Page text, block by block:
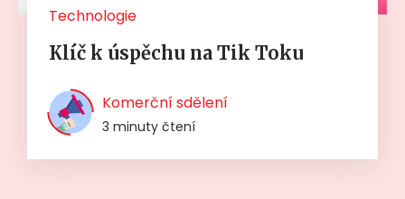
Technologie
Klíč k úspěchu na Tik Toku
Komerční sdělení
3 minuty čtení